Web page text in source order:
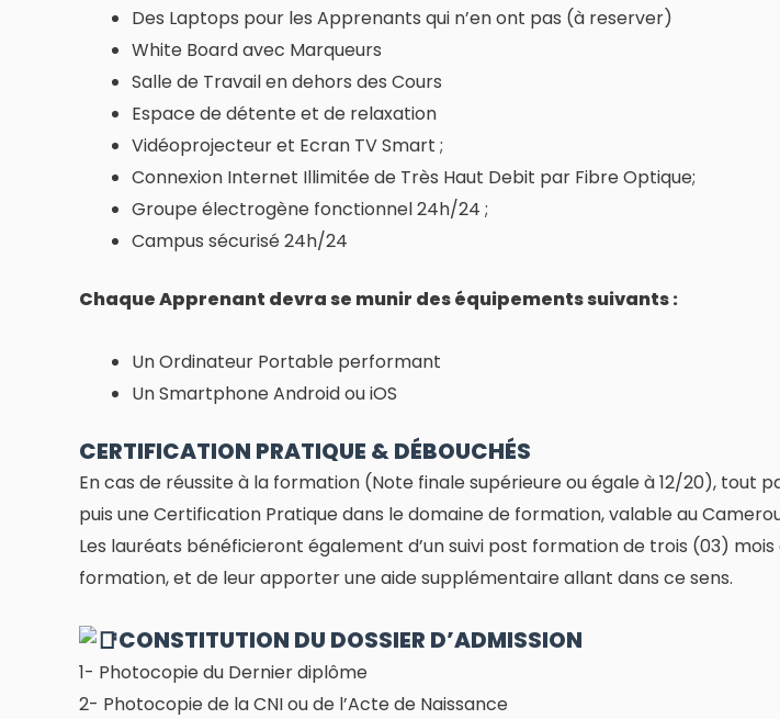
Des Laptops pour les Apprenants qui n’en ont pas (à reserver)
White Board avec Marqueurs
Salle de Travail en dehors des Cours
Espace de détente et de relaxation
Vidéoprojecteur et Ecran TV Smart ;
Connexion Internet Illimitée de Très Haut Debit par Fibre Optique;
Groupe électrogène fonctionnel 24h/24 ;
Campus sécurisé 24h/24
Chaque Apprenant devra se munir des équipements suivants :
Un Ordinateur Portable performant
Un Smartphone Android ou iOS
CERTIFICATION PRATIQUE & DÉBOUCHÉS
En cas de réussite à la formation (Note finale supérieure ou égale à 12/20),
puis une Certification Pratique dans le domaine de formation, valable au
Les lauréats bénéficieront également d’un suivi post formation de trois (03)
formation, et de leur apporter une aide supplémentaire allant dans ce sens.
CONSTITUTION DU DOSSIER D’ADMISSION
1- Photocopie du Dernier diplôme
2- Photocopie de la CNI ou de l’Acte de Naissance